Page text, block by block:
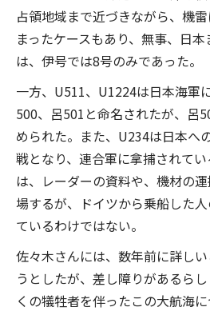
占領地域まで近づきながら、機
まったケースもあり、無事、日
は、伊号では8号のみであった。
一方、U511、U1224は日本海軍
500、呂501と命名されたが、呂
められた。また、U234は日本へ
戦となり、連合軍に拿捕されて
は、レーダーの資料や、機材の
場するが、ドイツから乗船した
ているわけではない。
佐々木さんには、数年前に詳し
うとしたが、差し障りがあるら
くの犠牲者を伴ったこの大航海